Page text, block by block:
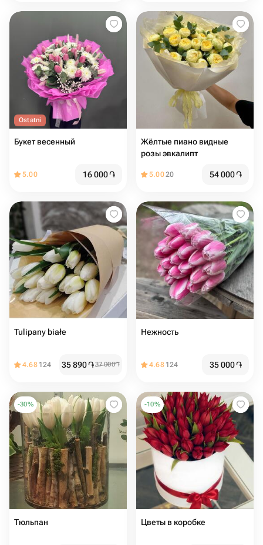
Ostatni
Букет весенный
5.00 16 000֏
Жёлтые пиано видные
розы эвкалипт
5.0020 54 000֏
Tulipany białe
4.68 124 35 890֏37 000֏
Нежность
4.68 124 35 000֏
-30%
Тюльпан
-10%
Цветы в коробке